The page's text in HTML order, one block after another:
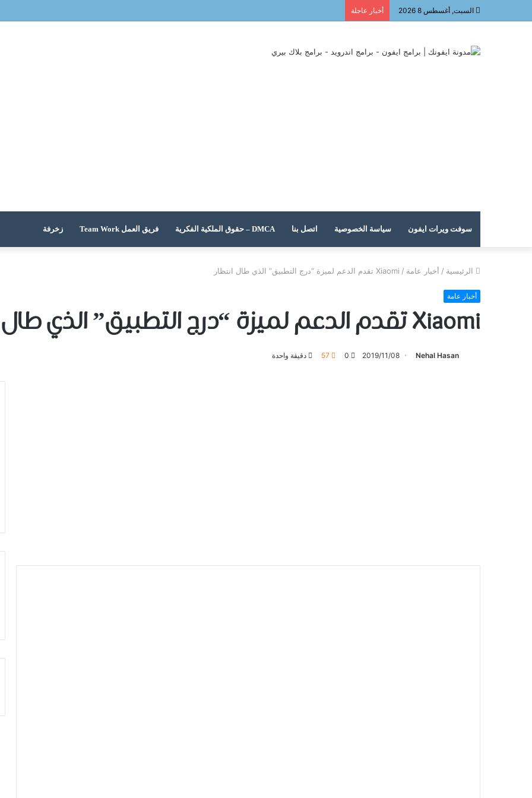
السبت, أغسطس 8 2026 أخبار عاجلة
سوفت ويرات ايفون سياسة الخصوصية اتصل بنا DMCA – حقوق الملكية الفكرية فريق العمل Team Work زخرفة
الرئيسية / أخبار عامة / Xiaomi تقدم الدعم لميزة “درج التطبيق” الذي طال انتظار
أخبار عامة
Xiaomi تقدم الدعم لميزة “درج التطبيق” الذي طال انتظار
Nehal Hasan
2019/11/08
0
57 دقيقة واحدة